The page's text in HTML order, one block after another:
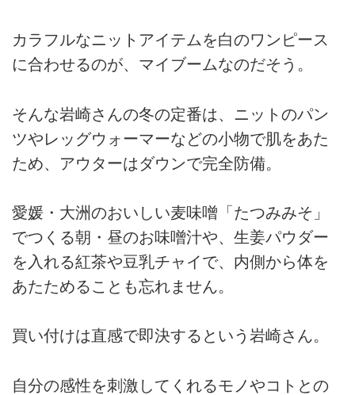
カラフルなニットアイテムを白のワンピース
に合わせるのが、マイブームなのだそう。
そんな岩崎さんの冬の定番は、ニットのパン
ツやレッグウォーマーなどの小物で肌をあた
ため、アウターはダウンで完全防備。
愛媛・大洲のおいしい麦味噌「たつみみそ」
でつくる朝・昼のお味噌汁や、生姜パウダー
を入れる紅茶や豆乳チャイで、内側から体を
あたためることも忘れません。
買い付けは直感で即決するという岩崎さん。
自分の感性を刺激してくれるモノやコトとの